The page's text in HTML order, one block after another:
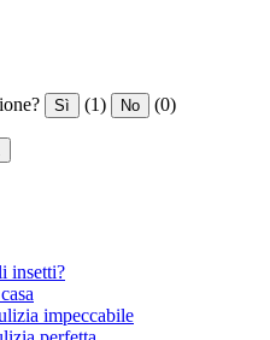
Sì (1) No (0)
insetti?
impeccabile